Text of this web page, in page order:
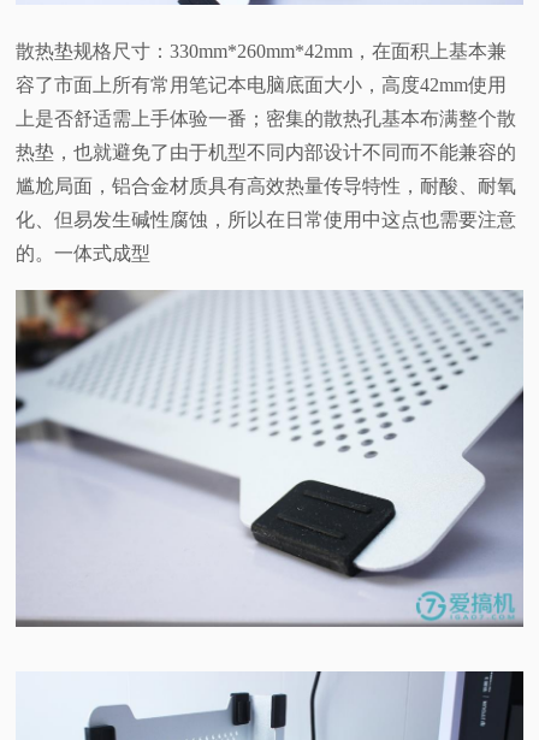
散热垫规格尺寸：330mm*260mm*42mm，在面积上基本兼
容了市面上所有常用笔记本电脑底面大小，高度42mm使用
上是否舒适需上手体验一番；密集的散热孔基本布满整个散
热垫，也就避免了由于机型不同内部设计不同而不能兼容的
尴尬局面，铝合金材质具有高效热量传导特性，耐酸、耐氧
化、但易发生碱性腐蚀，所以在日常使用中这点也需要注意
的。一体式成型